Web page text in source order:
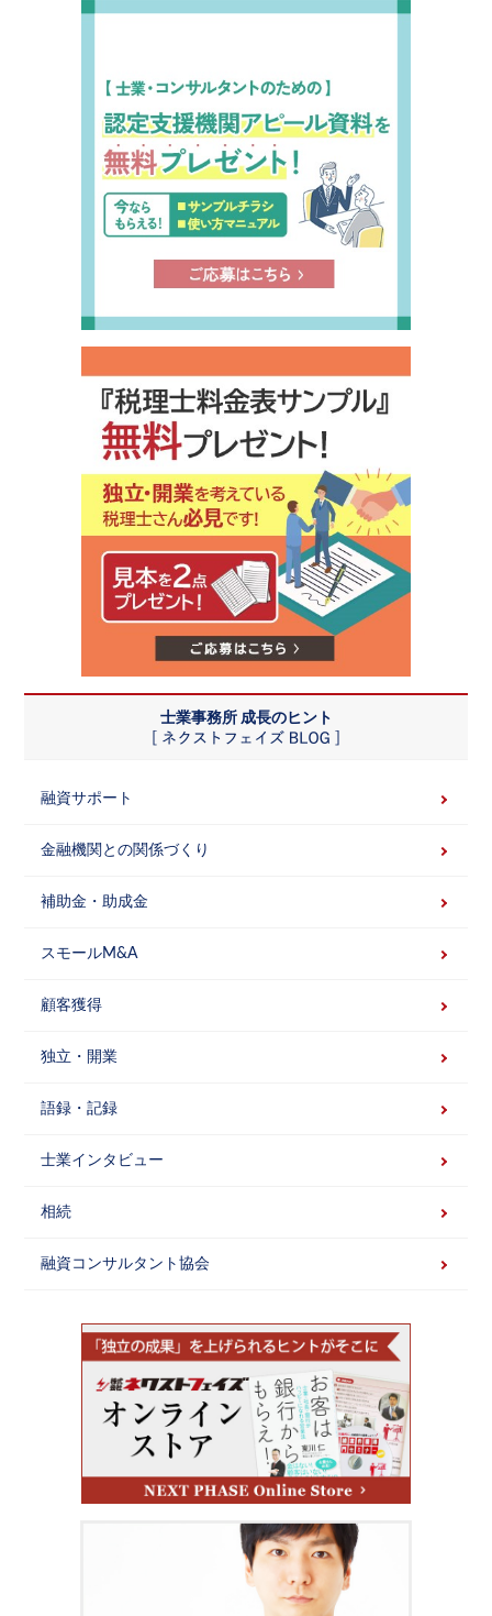
士業事務所 成長のヒント
融資サポート
金融機関との関係づくり
補助金・助成金
スモールM&A
顧客獲得
独立・開業
語録・記録
士業インタビュー
相続
融資コンサルタント協会